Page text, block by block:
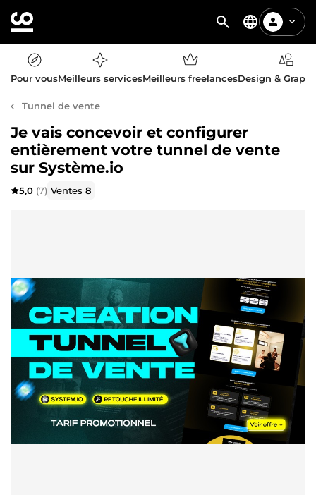
Pour vousMeilleurs servicesMeilleurs freelancesDesign &
Tunnel de vente
Je vais concevoir et configurer
entièrement votre tunnel de vente
sur Système.io
5,0 (7) Ventes8